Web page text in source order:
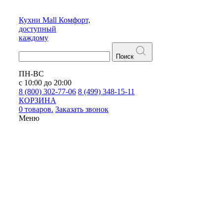
Кухни Mall Комфорт,
доступный
каждому
Поиск
ПН-ВС
с 10:00 до 20:00
8 (800) 302-77-06 8 (499) 348-15-11
КОРЗИНА
0 товаров. Заказать звонок
Меню